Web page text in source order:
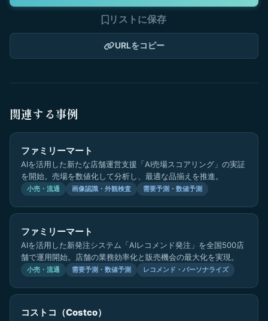
リストに保存
URLをコピー
関連する事例
ファミリーマート
AIを活用した新たな店舗運営支援「AI売場スコアリング」の実証
を開始。売場を数値化して分析し、最適な品揃えを推進。
小売・流通 画像認識・外観検査 需要予測・数値予測
ファミリーマート
AIを活用した新発注システム「AIレコメンド発注」を全国500店
舗で運用開始。店舗の業務効率化と販売機会の最大化を実現。
小売・流通 需要予測・数値予測 レコメンド・パーソナライズ
コストコ（Costco）